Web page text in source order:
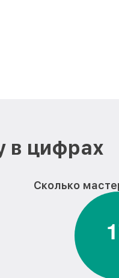
в цифрах
Сколько
1